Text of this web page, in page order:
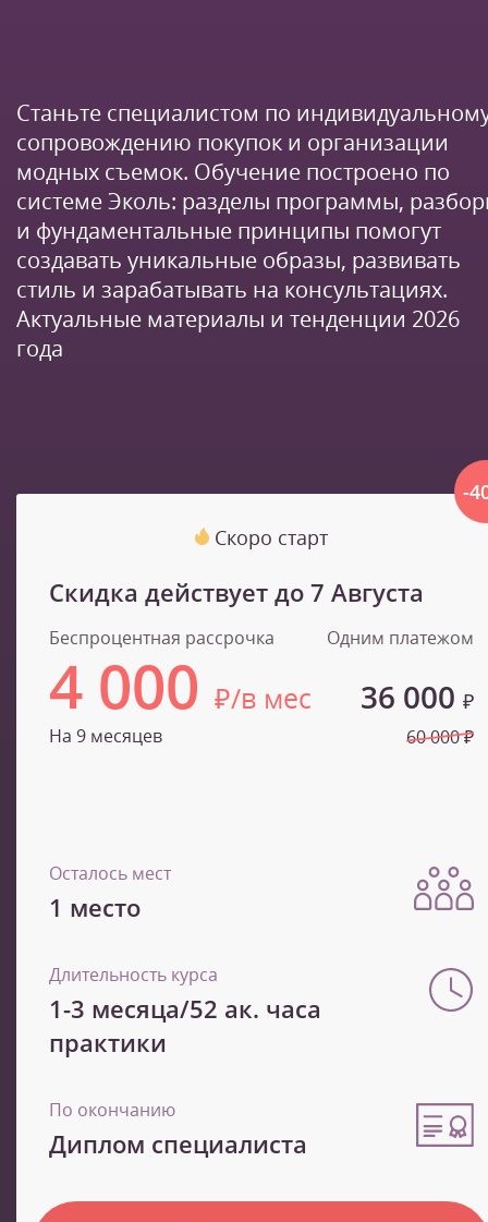
Станьте специалистом по
сопровождению покупок и организации
модных съемок. Обучение построено по
системе Эколь: разделы программы,
и фундаментальные принципы помогут
создавать уникальные образы, развивать
стиль и зарабатывать на консультациях.
Актуальные материалы и тенденции 2026
года
-
Скоро старт
Скидка действует до 7 Августа
Беспроцентная рассрочка
4 000 ₽/в мес
На 9 месяцев
Одним платежом
36 000 ₽
60 000 ₽
Осталось мест
1 место
Длительность курса
1-3 месяца/52 ак. часа
практики
По окончанию
Диплом специалиста